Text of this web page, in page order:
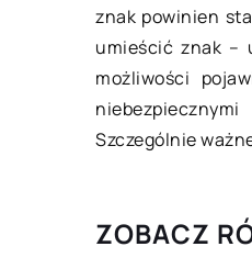
znak powinien
umieścić znak –
możliwości
Szczególnie
ZOBACZ
w mieszkaniu to
i pluskwy. Jeśli w
[…]